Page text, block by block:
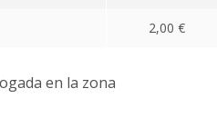
2,00 €
en la zona